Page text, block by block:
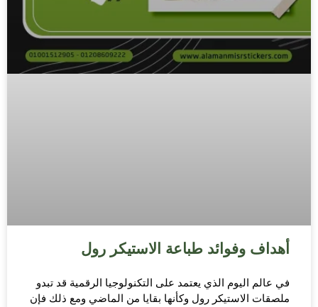
أهداف وفوائد طباعة الاستيكر رول
في عالم اليوم الذي يعتمد على التكنولوجيا الرقمية قد تبدو
ملصقات الاستيكر رول وكأنها بقايا من الماضي ومع ذلك فإن